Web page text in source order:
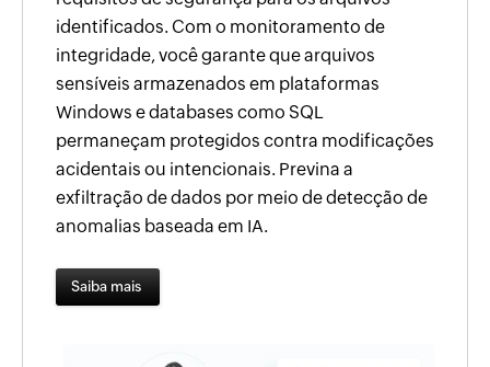
identificados. Com o monitoramento de
integridade, você garante que arquivos
sensíveis armazenados em plataformas
Windows e databases como SQL
permaneçam protegidos contra modificações
acidentais ou intencionais. Previna a
exfiltração de dados por meio de detecção de
anomalias baseada em IA.
Saiba mais